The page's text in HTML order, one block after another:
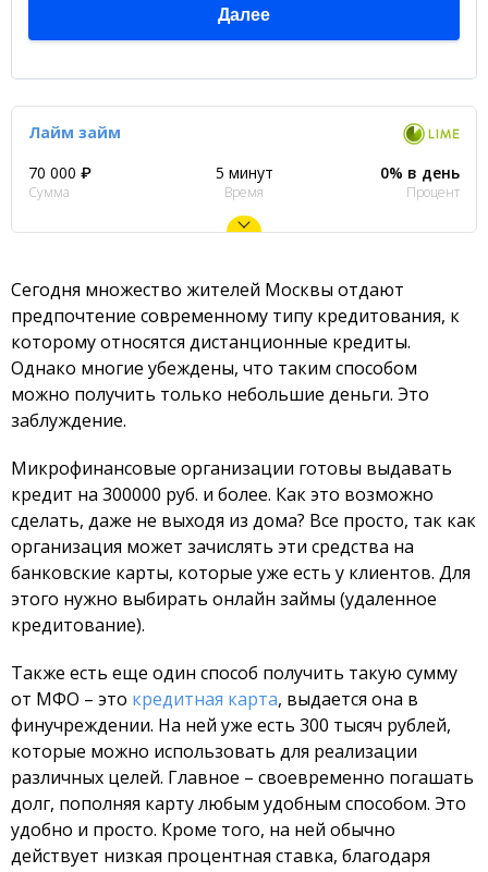
Лайм займ
70 000 ₽
Сумма
5 минут
Время
0% в день
Процент
Сегодня множество жителей Москвы отдают
предпочтение современному типу кредитования, к
которому относятся дистанционные кредиты.
Однако многие убеждены, что таким способом
можно получить только небольшие деньги. Это
заблуждение.
Микрофинансовые организации готовы выдавать
кредит на 300000 руб. и более. Как это возможно
сделать, даже не выходя из дома? Все просто, так как
организация может зачислять эти средства на
банковские карты, которые уже есть у клиентов. Для
этого нужно выбирать онлайн займы (удаленное
кредитование).
Также есть еще один способ получить такую сумму
от МФО – это кредитная карта, выдается она в
финучреждении. На ней уже есть 300 тысяч рублей,
которые можно использовать для реализации
различных целей. Главное – своевременно погашать
долг, пополняя карту любым удобным способом. Это
удобно и просто. Кроме того, на ней обычно
действует низкая процентная ставка, благодаря